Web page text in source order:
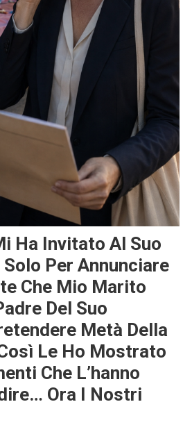
Ha Invitato Al Suo
Per Annunciare
Che Mio Marito
Del Suo
Metà Della
Le Ho Mostrato
Che L’hanno
Ora I Nostri